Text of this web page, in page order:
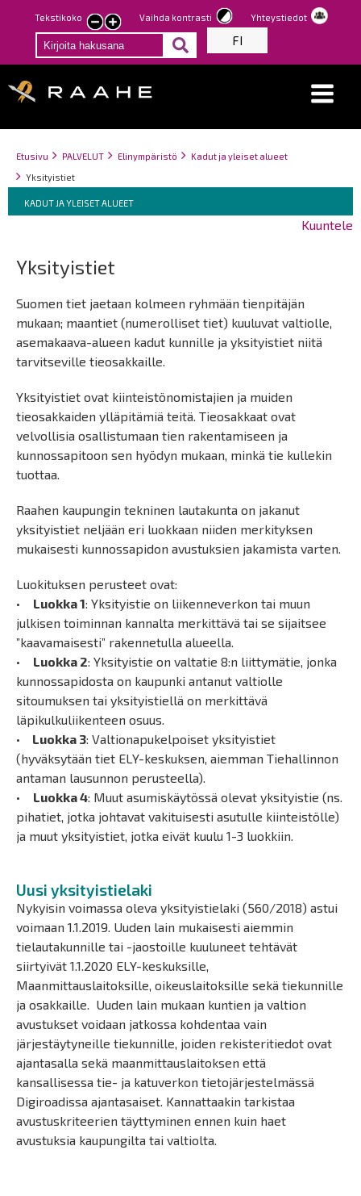
Hyppää
pääsisältöön
Tekstikoko
Pienennä
tekstin
kokoa
Suurenna
tekstin
kokoa
Vaihda kontrasti Yhteystiedot
FI
Breadcrumbs
You
are
Etusivu PALVELUT Elinympäristö
Kadut ja yleiset alueet
Yksityistiet
Breadcrumbs
You
are
KADUT JA YLEISET ALUEET
Kuuntele
Yksityistiet
Suomen tiet jaetaan kolmeen ryhmään tienpitäjän
mukaan; maantiet (numerolliset tiet) kuuluvat valtiolle,
asemakaava-alueen kadut kunnille ja yksityistiet niitä
tarvitseville tieosakkaille.
Yksityistiet ovat kiinteistönomistajien ja muiden
tieosakkaiden ylläpitämiä teitä. Tieosakkaat ovat
velvollisia osallistumaan tien rakentamiseen ja
kunnossapitoon sen hyödyn mukaan, minkä tie kullekin
tuottaa.
Raahen kaupungin tekninen lautakunta on jakanut
yksityistiet neljään eri luokkaan niiden merkityksen
mukaisesti kunnossapidon avustuksien jakamista varten.
Luokituksen perusteet ovat:
• Luokka 1: Yksityistie on liikenneverkon tai muun
julkisen toiminnan kannalta merkittävä tai se sijaitsee
”kaavamaisesti” rakennetulla alueella.
• Luokka 2: Yksityistie on valtatie 8:n liittymätie, jonka
kunnossapidosta on kaupunki antanut valtiolle
sitoumuksen tai yksityistiellä on merkittävä
läpikulkuliikenteen osuus.
•
Luokka 3: Valtionapukelpoiset yksityistiet
(hyväksytään tiet ELY-keskuksen, aiemman Tiehallinnon
antaman lausunnon perusteella).
• Luokka 4: Muut asumiskäytössä olevat yksityistie (ns.
pihatiet, jotka johtavat vakituisesti asutulle kiinteistölle)
ja muut yksityistiet, jotka eivät kuulu 1-3 luokkiin.
Uusi yksityistielaki
Nykyisin voimassa oleva yksityistielaki (560/2018) astui
voimaan 1.1.2019. Uuden lain mukaisesti aiemmin
tielautakunnille tai -jaostoille kuuluneet tehtävät
siirtyivät 1.1.2020 ELY-keskuksille,
Maanmittauslaitoksille, oikeuslaitoksille sekä tiekunnille
ja osakkaille. Uuden lain mukaan kuntien ja valtion
avustukset voidaan jatkossa kohdentaa vain
järjestäytyneille tiekunnille, joiden rekisteritiedot ovat
ajantasalla sekä maanmittauslaitoksen että
kansallisessa tie- ja katuverkon tietojärjestelmässä
Digiroadissa ajantasaiset. Kannattaakin tarkistaa
avustuskriteerien täyttyminen ennen kuin haet
avustuksia kaupungilta tai valtiolta.